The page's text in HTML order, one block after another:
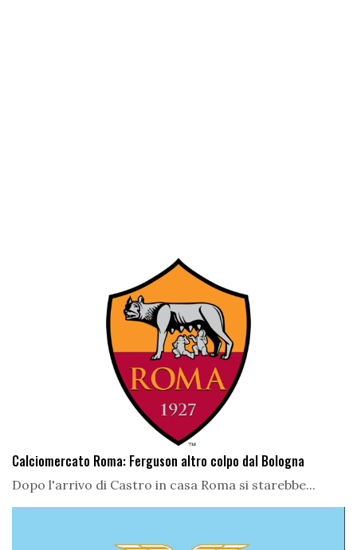
Calciomercato Roma: Ferguson altro colpo dal Bologna
Dopo l'arrivo di Castro in casa Roma si starebbe...